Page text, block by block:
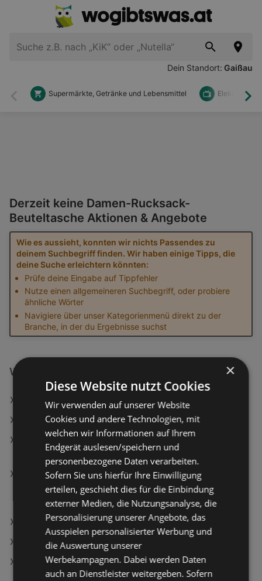
Dein Standort: Gaißau
Zurück
Supermärkte, Getränke und Lebensmittel Elektronik
Derzeit keine Damen-Rucksack-
Beuteltasche Aktionen & Angebote
Wie es aussieht, konnten wir nichts Passendes zu
deinem Suchbegriff finden. Wir haben einige Tipps, die
deine Suche erleichtern könnten:
Prüfe deine Eingabe auf Tippfehler
Nutze einen allgemeineren Suchbegriff, oder probiere
ähnliche Wörter
Navigiere über unser Kategorienmenü direkt zu der
Branche, in der du Ergebnisse suchst
Weiterführende Links
Berger Traditionsbeinschinken
Ja! Natürlich Bio Heumilch
NIVEA Gesichtscreme Q10 Anti-Falten Extra
Reichhaltig LSF15
Ecksofa in Webstoff Taupe Rücken echt,
Armteilverstellung, Kopfteilverstellung,
Sitztiefenverstellung 289/180 cm
Multifunktionskissen 40/40 cm
ADEG Filialen in Gaißau
SodaStream Filialen in Gaißau
×
Diese Website nutzt Cookies
Wir verwenden auf unserer Website
Cookies und andere Technologien, mit
welchen wir Informationen auf Ihrem
Endgerät auslesen/speichern und
personenbezogene Daten verarbeiten.
Sofern Sie uns hierfür Ihre Einwilligung
erteilen, geschieht dies für die Einbindung
externer Medien, die Nutzungsanalyse, die
Personalisierung unserer Angebote, das
Ausspielen personalisierter Werbung und
die Auswertung unserer
Werbekampagnen. Dabei werden Daten
auch an Dienstleister weitergeben. Sofern